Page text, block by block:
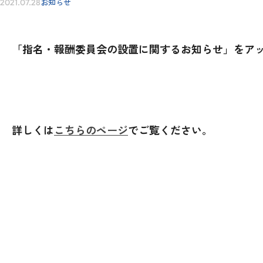
IR情報
2021.07.28
「指名・報酬委員会の設置に関するお知らせ」をア
詳しくはこちらのページでご覧ください。